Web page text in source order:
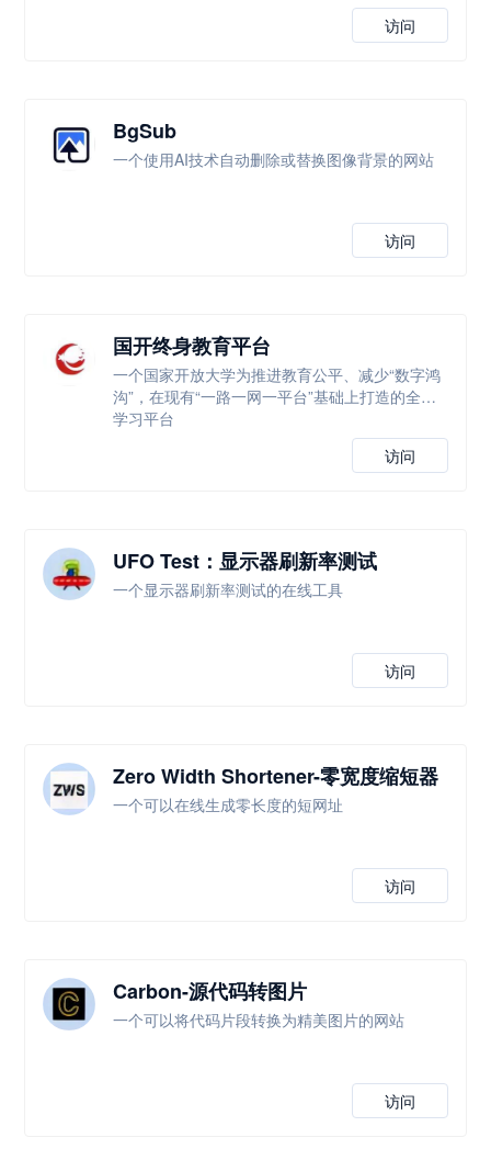
访问
BgSub
一个使用AI技术自动删除或替换图像背景的网站
访问
国开终身教育平台
一个国家开放大学为推进教育公平、减少“数字鸿
沟”，在现有“一路一网一平台”基础上打造的全新
学习平台
访问
UFO Test：显示器刷新率测试
一个显示器刷新率测试的在线工具
访问
Zero Width Shortener-零宽度缩短器
一个可以在线生成零长度的短网址
访问
Carbon-源代码转图片
一个可以将代码片段转换为精美图片的网站
访问